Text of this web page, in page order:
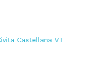
Castellana VT